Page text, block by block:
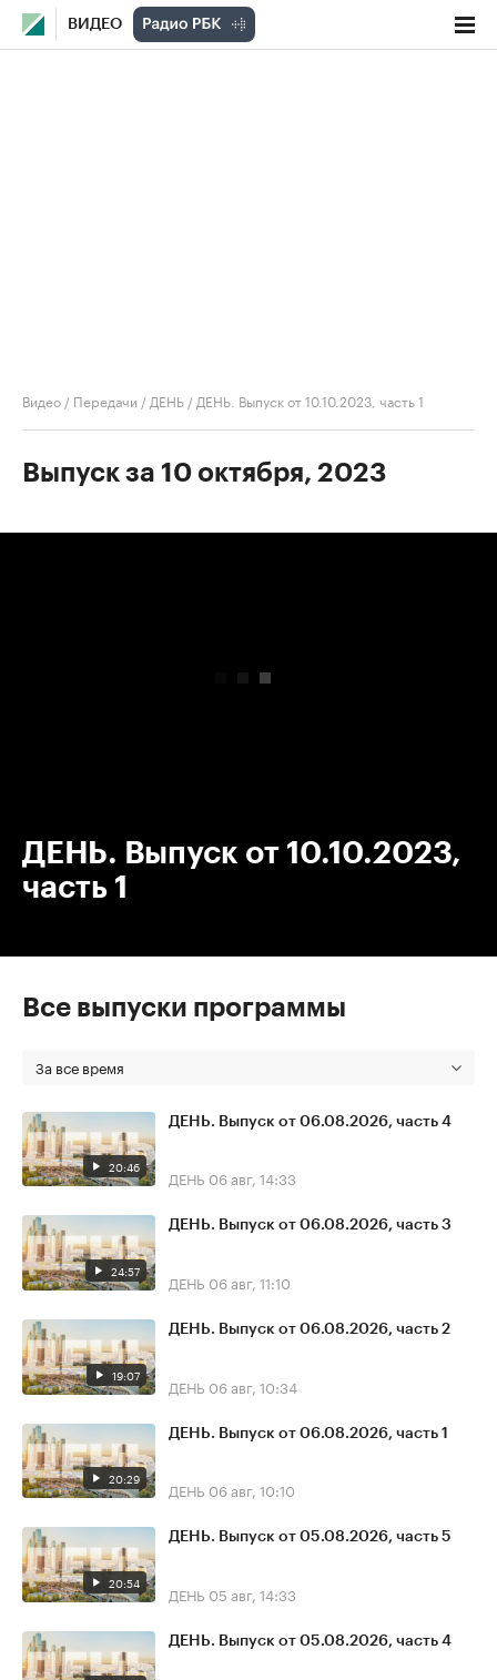
ВИДЕО
Видео / Передачи / ДЕНЬ / ДЕНЬ. Выпуск от 10.10.2023, часть 1
Выпуск за 10 октября, 2023
ДЕНЬ. Выпуск от 10.10.2023,
часть 1
Все выпуски программы
За все время
20:46
ДЕНЬ. Выпуск от 06.08.2026, часть 4
ДЕНЬ 06 авг, 14:33
24:57
ДЕНЬ. Выпуск от 06.08.2026, часть 3
ДЕНЬ 06 авг, 11:10
19:07
ДЕНЬ. Выпуск от 06.08.2026, часть 2
ДЕНЬ 06 авг, 10:34
20:29
ДЕНЬ. Выпуск от 06.08.2026, часть 1
ДЕНЬ 06 авг, 10:10
20:54
ДЕНЬ. Выпуск от 05.08.2026, часть 5
ДЕНЬ 05 авг, 14:33
ДЕНЬ. Выпуск от 05.08.2026, часть 4